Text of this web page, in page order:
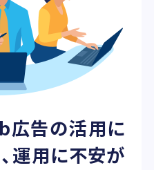
広告の活用に
運用に不安が